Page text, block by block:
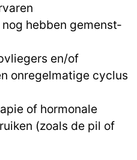
hebben gemens­t­
en/of
onregelmatige cyclus
of hormonale
(zoals de pil of